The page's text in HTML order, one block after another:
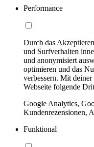
Performance
Durch das
und Surfverhalten
und anonymisiert
optimieren und das
verbessern. Mit
Webseite folgende
Google Analytics,
Kundenrezensionen,
Funktional